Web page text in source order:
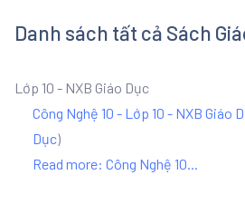
Danh sách tất cả Sách
Lớp 10 - NXB Giáo Dục
Công Nghệ 10 - Lớp 10 - NXB Giáo
Dục)
Read more: Công Nghệ 10...